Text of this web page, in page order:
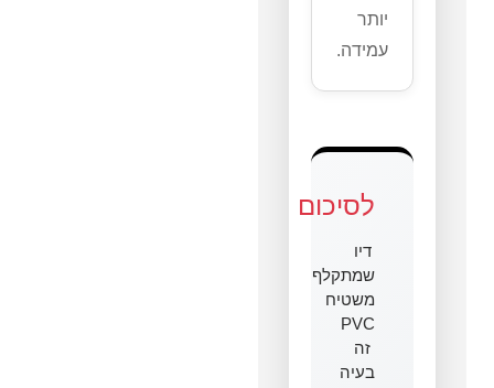
יותר
עמידה.
לסיכום
דיו
שמתקלף
משטיח
PVC
זה
בעיה